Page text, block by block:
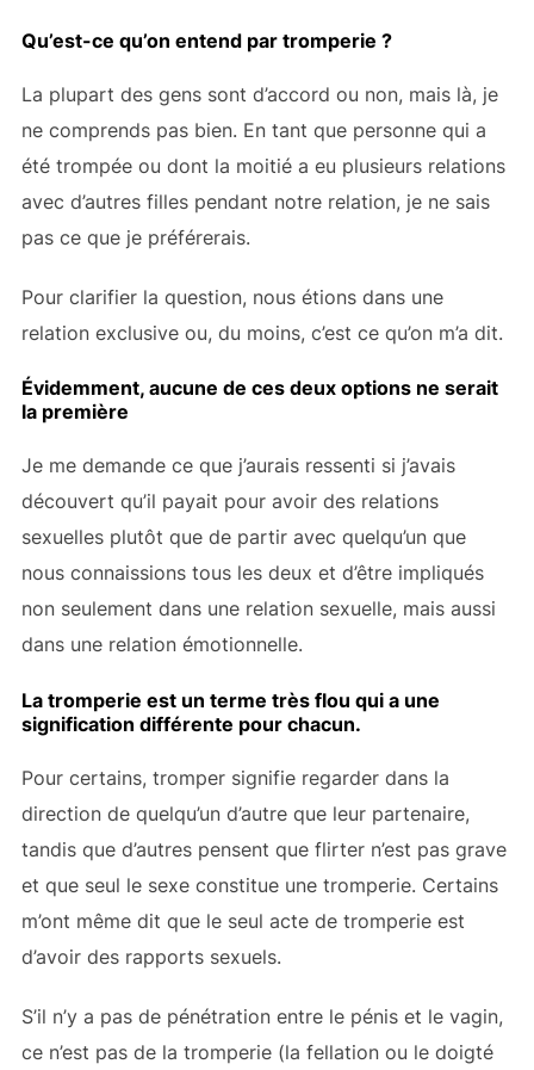
Qu’est-ce qu’on entend par tromperie ?
La plupart des gens sont d’accord ou non, mais là, je
ne comprends pas bien. En tant que personne qui a
été trompée ou dont la moitié a eu plusieurs relations
avec d’autres filles pendant notre relation, je ne sais
pas ce que je préférerais.
Pour clarifier la question, nous étions dans une
relation exclusive ou, du moins, c’est ce qu’on m’a dit.
Évidemment, aucune de ces deux options ne serait
la première
Je me demande ce que j’aurais ressenti si j’avais
découvert qu’il payait pour avoir des relations
sexuelles plutôt que de partir avec quelqu’un que
nous connaissions tous les deux et d’être impliqués
non seulement dans une relation sexuelle, mais aussi
dans une relation émotionnelle.
La tromperie est un terme très flou qui a une
signification différente pour chacun.
Pour certains, tromper signifie regarder dans la
direction de quelqu’un d’autre que leur partenaire,
tandis que d’autres pensent que flirter n’est pas grave
et que seul le sexe constitue une tromperie. Certains
m’ont même dit que le seul acte de tromperie est
d’avoir des rapports sexuels.
S’il n’y a pas de pénétration entre le pénis et le vagin,
ce n’est pas de la tromperie (la fellation ou le doigté